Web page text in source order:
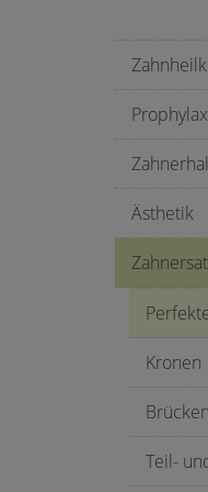
Ästhetik
Kronen
Brücken
Teil-